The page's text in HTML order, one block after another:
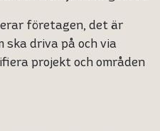
företagen, det är
driva på och via
projekt och områden